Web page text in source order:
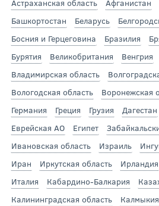
Астраханская область
Афганистан
Башкортостан
Беларусь
Босния и Герцеговина
Бразилия
Бурятия
Великобритания Венгрия
Владимирская область
Вологодская область
Воронежская
Германия
Греция Грузия Дагестан
Еврейская АО
Египет
Ивановская область
Израиль
Иран
Иркутская область Ирландия
Италия
Кабардино-Балкария
Калининградская область
Калмыкия